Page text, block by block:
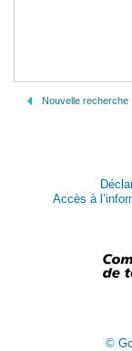
Nouvelle recherche
Accès à
©